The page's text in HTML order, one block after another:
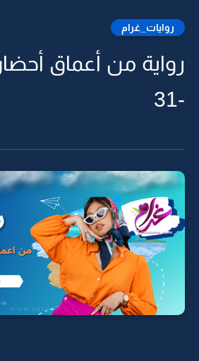
روايات_غرام
رواية من أعماق
-31